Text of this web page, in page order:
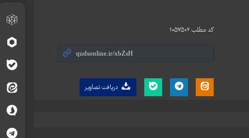
کد مطلب ۱۰۵۷۵۰۲
دریافت تصاویر